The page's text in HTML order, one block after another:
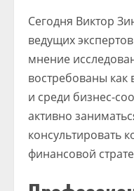
Сегодня Виктор
ведущих
мнение
востребованы как
и среди бизнес-
активно
консультировать
финансовой